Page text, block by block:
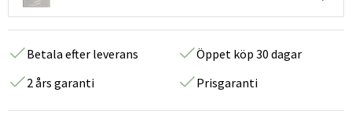
Betala efter leverans
Öppet köp 30 dagar
2 års garanti
Prisgaranti